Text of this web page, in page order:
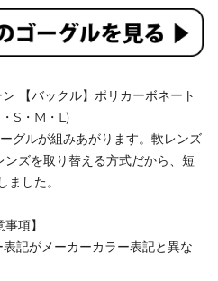
【バックル】ポリカーボネート
S・M・L)
グルが組みあがります。軟レンズ
ズを取り替える方式だから、短
した。
項】
記がメーカーカラー表記と異な